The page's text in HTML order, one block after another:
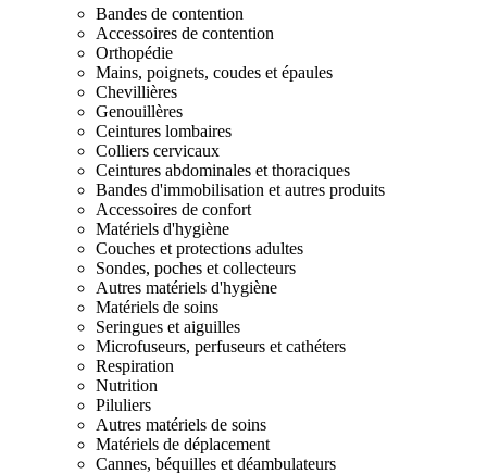
Bandes de contention
Accessoires de contention
Orthopédie
Mains, poignets, coudes et épaules
Chevillières
Genouillères
Ceintures lombaires
Colliers cervicaux
Ceintures abdominales et thoraciques
Bandes d'immobilisation et autres produits
Accessoires de confort
Matériels d'hygiène
Couches et protections adultes
Sondes, poches et collecteurs
Autres matériels d'hygiène
Matériels de soins
Seringues et aiguilles
Microfuseurs, perfuseurs et cathéters
Respiration
Nutrition
Piluliers
Autres matériels de soins
Matériels de déplacement
Cannes, béquilles et déambulateurs